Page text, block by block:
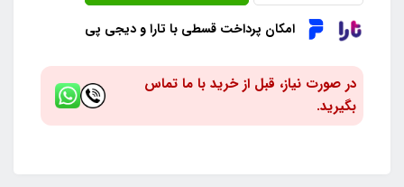
امکان پرداخت قسطی با تارا و دیجی پی
در صورت نیاز، قبل از خرید با ما تماس
بگیرید.